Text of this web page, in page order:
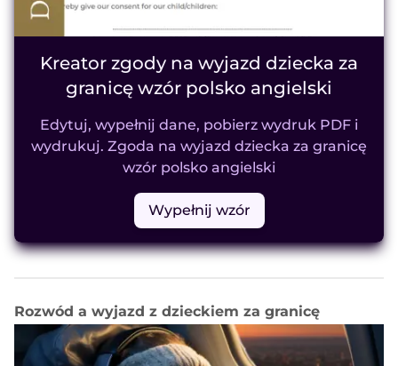
Kreator zgody na wyjazd dziecka za
granicę wzór polsko angielski
Edytuj, wypełnij dane, pobierz wydruk PDF i
wydrukuj. Zgoda na wyjazd dziecka za granicę
wzór polsko angielski
Wypełnij wzór
Rozwód a wyjazd z dzieckiem za granicę